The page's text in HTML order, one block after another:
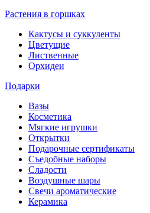
Растения в горшках
Кактусы и суккуленты
Цветущие
Лиственные
Орхидеи
Подарки
Вазы
Косметика
Мягкие игрушки
Открытки
Подарочные сертификаты
Съедобные наборы
Сладости
Воздушные шары
Свечи ароматические
Керамика